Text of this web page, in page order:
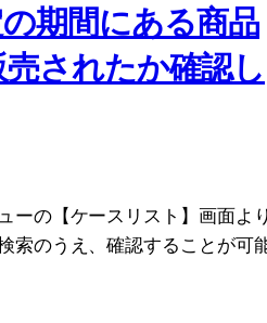
期間にある商品
されたか確認し
ーの【ケースリスト】画面よ
索のうえ、確認することが可